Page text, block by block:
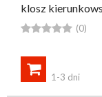
klosz
 (0)

1-3 dni